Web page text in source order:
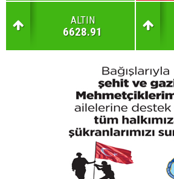
ALTIN
6628.91